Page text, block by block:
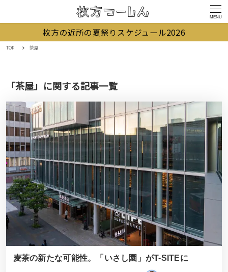
MENU
枚方の近所の夏祭りスケジュール2026
TOP 茶屋
「茶屋」に関する記事一覧
麦茶の新たな可能性。「いさし園」がT-SITEに